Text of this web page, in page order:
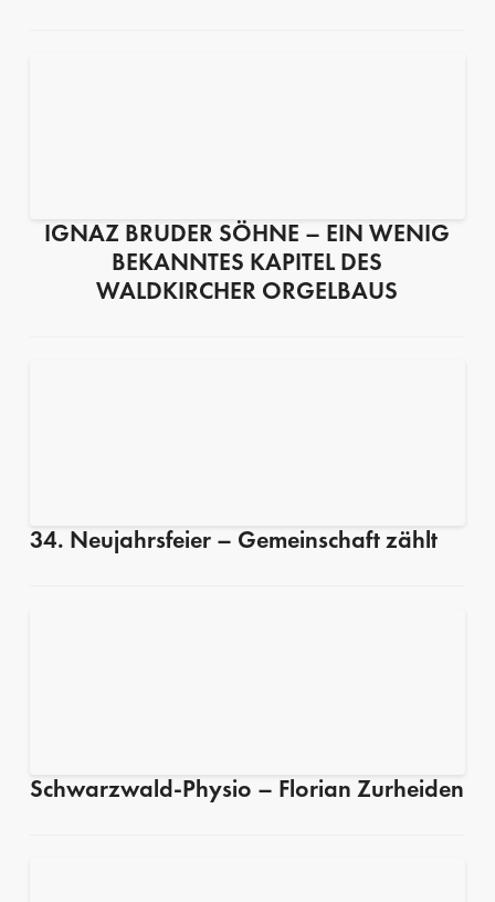
IGNAZ BRUDER SÖHNE – EIN WENIG
BEKANNTES KAPITEL DES
WALDKIRCHER ORGELBAUS
34. Neujahrsfeier – Gemeinschaft zählt
Schwarzwald-Physio – Florian Zurheiden